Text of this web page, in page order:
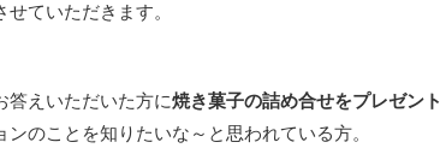
ていただきます。
答えいただいた方に焼き菓子の詰め合せをプレゼント
のことを知りたいな～と思われている方。